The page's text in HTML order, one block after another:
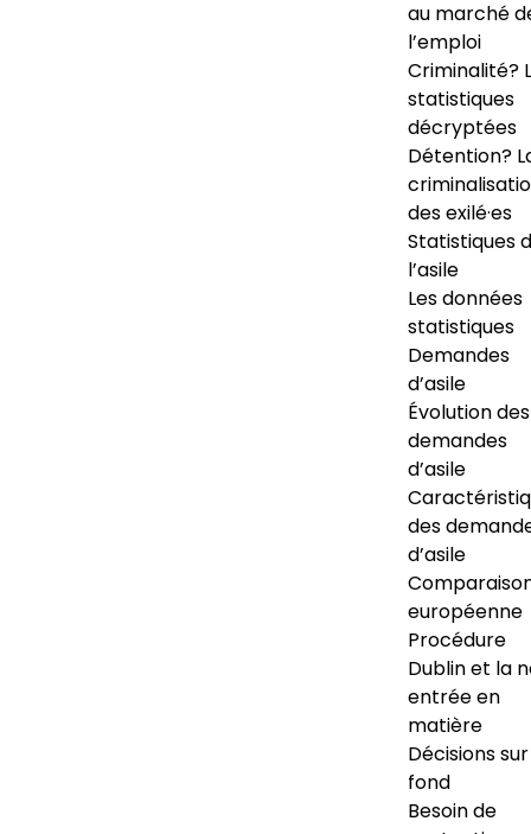
au marché
l’emploi
Criminalité?
statistiques
décryptées
Détention?
des exilé·es
Statistiques
l’asile
Les données
statistiques
Demandes
d’asile
Évolution des
demandes
d’asile
des
d’asile
européenne
Procédure
Dublin et la
entrée en
matière
Décisions
fond
Besoin de